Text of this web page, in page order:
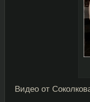
Видео от